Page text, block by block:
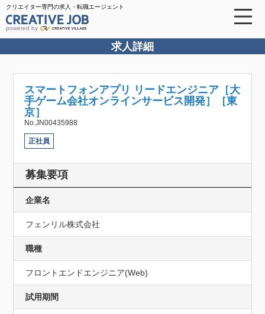
クリエイター専門の求人・転職エージェント
powered by
求人詳細
スマートフォンアプリ リードエンジニア［大
手ゲーム会社オンラインサービス開発］［東
京］
No.JN00435988
正社員
募集要項
企業名
フェンリル株式会社
職種
フロントエンドエンジニア(Web)
試用期間